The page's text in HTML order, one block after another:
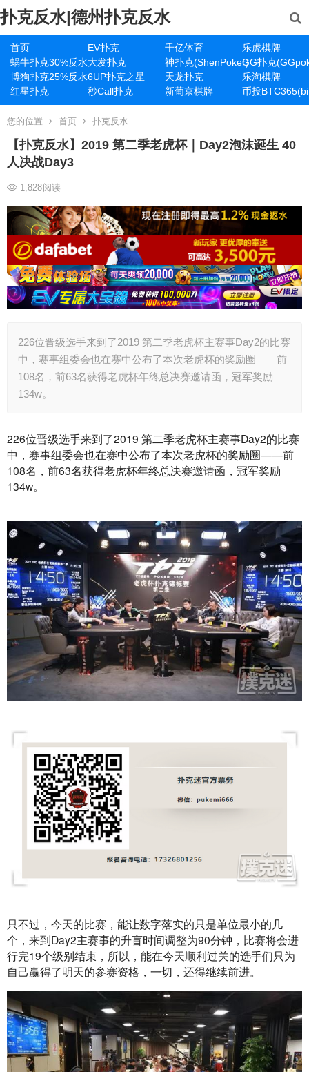
扑克反水|德州扑克反水
首页 EV扑克 千亿体育
乐虎棋牌
蜗牛扑克30%反水大发扑克 神扑克(ShenPoker)GG扑克
博狗扑克25%反水6UP扑克之星 天龙扑克
乐淘棋牌
红星扑克
秒Call扑克 新葡京棋牌 币投
您的位置 首页 扑克反水
【扑克反水】2019 第二季老虎杯｜Day2泡沫诞生 40
人决战Day3
1,828阅读
226位晋级选手来到了2019 第二季老虎杯主赛事Day2的比赛
中，赛事组委会也在赛中公布了本次老虎杯的奖励圈——前
108名，前63名获得老虎杯年终总决赛邀请函，冠军奖励
134w。
226位晋级选手来到了2019 第二季老虎杯主赛事Day2的比赛
中，赛事组委会也在赛中公布了本次老虎杯的奖励圈——前
108名，前63名获得老虎杯年终总决赛邀请函，冠军奖励
134w。
只不过，今天的比赛，能让数字落实的只是单位最小的几
个，来到Day2主赛事的升盲时间调整为90分钟，比赛将会进
行完19个级别结束，所以，能在今天顺利过关的选手们只为
自己赢得了明天的参赛资格，一切，还得继续前进。